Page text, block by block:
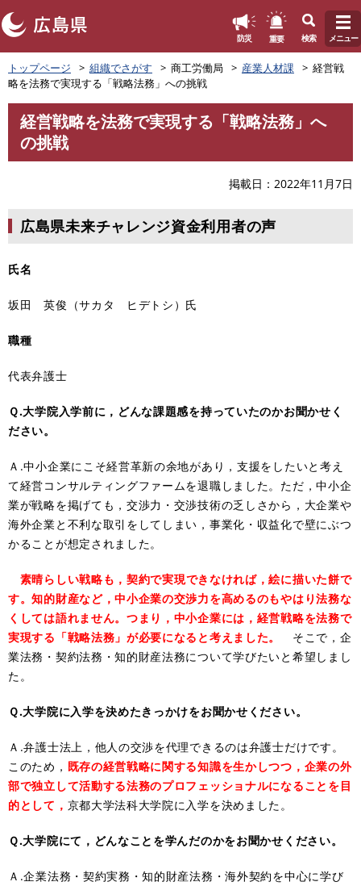
ペ
ー
ジ
の
で
防災 重要 検索 メニュー
トップページ 組織でさがす 商工労働局 産業人材課
経営戦
略を法務で実現する「戦略法務」への挑戦
経営戦略を法務で実現する「戦略法務」へ
の挑戦
掲載日 2022年11月7日
広島県未来チャレンジ資金利用者の声
氏名
坂田 英俊（サカタ ヒデトシ）氏
職種
代表弁護士
Ｑ.大学院入学前に，どんな課題感を持っていたのかお聞かせく
ださい。
Ａ.中小企業にこそ経営革新の余地があり，支援をしたいと考え
て経営コンサルティングファームを退職しました。ただ，中小企
業が戦略を掲げても，交渉力・交渉技術の乏しさから，大企業や
海外企業と不利な取引をしてしまい，事業化・収益化で壁にぶつ
かることが想定されました。
素晴らしい戦略も，契約で実現できなければ，絵に描いた餅で
す。知的財産など，中小企業の交渉力を高めるのもやはり法務な
くしては語れません。つまり，中小企業には，経営戦略を法務で
実現する「戦略法務」が必要になると考えました。
そこで，企
業法務・契約法務・知的財産法務について学びたいと希望しまし
た。
Ｑ.大学院に入学を決めたきっかけをお聞かせください。
Ａ.弁護士法上，他人の交渉を代理できるのは弁護士だけです。
このため， 既存の経営戦略に関する知識を生かしつつ，企業の外
部で独立して活動する法務のプロフェッショナルになることを目
的として， 京都大学法科大学院に入学を決めました。
Ｑ.大学院にて，どんなことを学んだのかをお聞かせください。
Ａ.企業法務・契約実務・知的財産法務・海外契約を中心に学び